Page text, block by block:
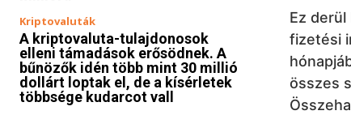
Kriptovaluták
A kriptovaluta-tulajdonosok
elleni támadások erősödnek. A
bűnözők idén több mint 30 millió
dollárt loptak el, de a kísérletek
többsége kudarcot vall
Ez derül
fizetési
összes